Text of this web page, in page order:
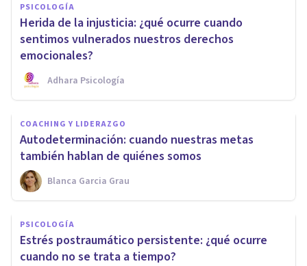
PSICOLOGÍA
Herida de la injusticia: ¿qué ocurre cuando
sentimos vulnerados nuestros derechos
emocionales?
Adhara Psicología
COACHING Y LIDERAZGO
Autodeterminación: cuando nuestras metas
también hablan de quiénes somos
Blanca Garcia Grau
PSICOLOGÍA
Estrés postraumático persistente: ¿qué ocurre
cuando no se trata a tiempo?